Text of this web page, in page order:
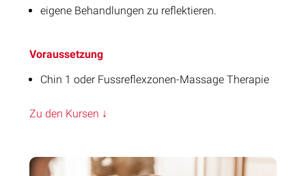
eigene Behandlungen zu reflektieren.
Voraussetzung
Chin 1 oder Fussreflexzonen-Massage Therapie
Zu den Kursen ↓